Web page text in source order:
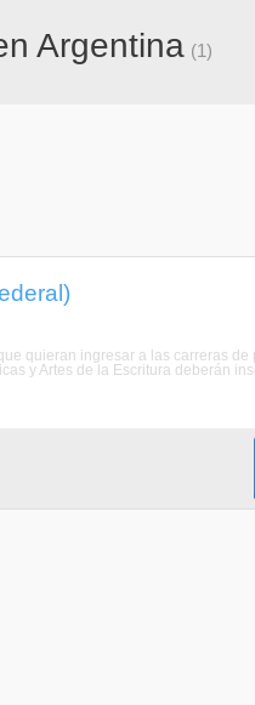
Argentina (1)
quieran ingresar a las carreras
y Artes de la Escritura deberán